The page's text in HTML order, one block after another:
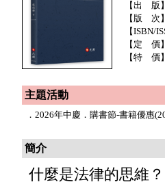
【出 版
【版 次
【ISBN/
【定 價
【特 價
主題活動
． 2026年中慶．購書節-書籍優惠
簡介
什麼是法律的思維？